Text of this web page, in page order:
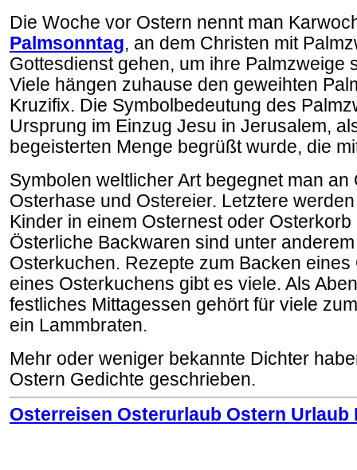
Die Woche vor Ostern nennt man
Palmsonntag, an dem Christen mit
Gottesdienst gehen, um ihre Palmzweige
Viele hängen zuhause den geweihten
Kruzifix. Die Symbolbedeutung des
Ursprung im Einzug Jesu in Jerusalem,
begeisterten Menge begrüßt wurde, die
Symbolen weltlicher Art begegnet man an
Osterhase und Ostereier. Letztere
Kinder in einem Osternest oder
Österliche Backwaren sind unter
Osterkuchen. Rezepte zum Backen
eines Osterkuchens gibt es viele. Als
festliches Mittagessen gehört für viele
ein Lammbraten.
Mehr oder weniger bekannte Dichter
Ostern Gedichte geschrieben.
Osterreisen Osterurlaub Ostern Urlaub